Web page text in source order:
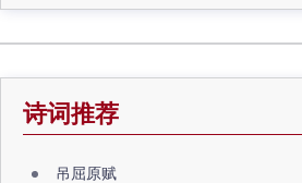
诗词推荐
吊屈原赋